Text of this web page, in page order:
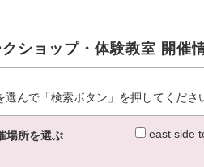
クショップ・体験教室 開催
選んで「検索ボタン」を押してくださ
場所を選ぶ east side